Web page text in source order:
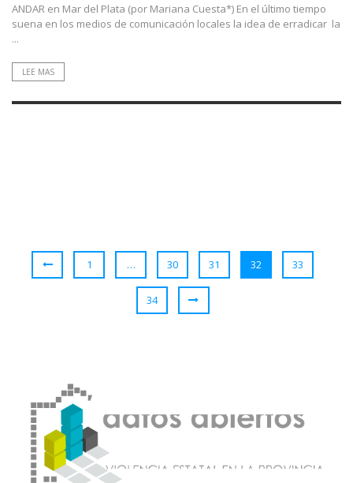
ANDAR en Mar del Plata (por Mariana Cuesta*) En el último tiempo
suena en los medios de comunicación locales la idea de erradicar la
...
LEE MAS
1 … 30 31 32 33
34